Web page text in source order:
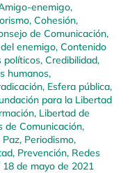
enemigo,
, Cohesión,
de Comunicación,
enemigo, Contenido
políticos, Credibilidad,
humanos,
, Esfera pública,
para la Libertad
, Libertad de
de Comunicación,
Paz, Periodismo,
, Prevención, Redes
18 de mayo de 2021